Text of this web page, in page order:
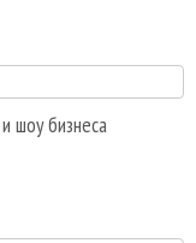
шоу бизнеса